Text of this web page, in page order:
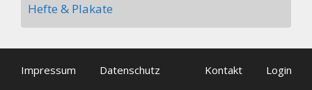
Hefte & Plakate
Impressum Datenschutz Kontakt Login